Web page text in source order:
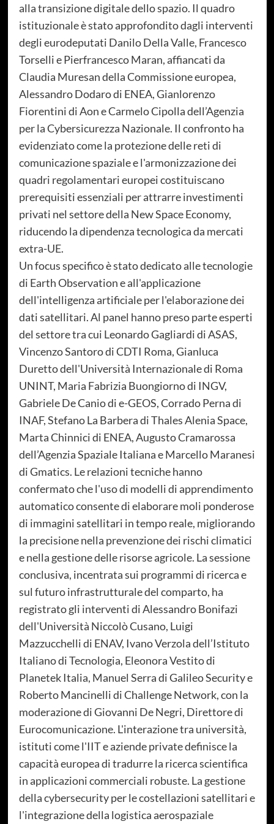
alla transizione digitale dello spazio. Il quadro
istituzionale è stato approfondito dagli interventi
degli eurodeputati Danilo Della Valle, Francesco
Torselli e Pierfrancesco Maran, affiancati da
Claudia Muresan della Commissione europea,
Alessandro Dodaro di ENEA, Gianlorenzo
Fiorentini di Aon e Carmelo Cipolla dell’Agenzia
per la Cybersicurezza Nazionale. Il confronto ha
evidenziato come la protezione delle reti di
comunicazione spaziale e l'armonizzazione dei
quadri regolamentari europei costituiscano
prerequisiti essenziali per attrarre investimenti
privati nel settore della New Space Economy,
riducendo la dipendenza tecnologica da mercati
extra-UE.
Un focus specifico è stato dedicato alle tecnologie
di Earth Observation e all'applicazione
dell'intelligenza artificiale per l'elaborazione dei
dati satellitari. Al panel hanno preso parte esperti
del settore tra cui Leonardo Gagliardi di ASAS,
Vincenzo Santoro di CDTI Roma, Gianluca
Duretto dell'Università Internazionale di Roma
UNINT, Maria Fabrizia Buongiorno di INGV,
Gabriele De Canio di e-GEOS, Corrado Perna di
INAF, Stefano La Barbera di Thales Alenia Space,
Marta Chinnici di ENEA, Augusto Cramarossa
dell’Agenzia Spaziale Italiana e Marcello Maranesi
di Gmatics. Le relazioni tecniche hanno
confermato che l'uso di modelli di apprendimento
automatico consente di elaborare moli ponderose
di immagini satellitari in tempo reale, migliorando
la precisione nella prevenzione dei rischi climatici
e nella gestione delle risorse agricole. La sessione
conclusiva, incentrata sui programmi di ricerca e
sul futuro infrastrutturale del comparto, ha
registrato gli interventi di Alessandro Bonifazi
dell'Università Niccolò Cusano, Luigi
Mazzucchelli di ENAV, Ivano Verzola dell’Istituto
Italiano di Tecnologia, Eleonora Vestito di
Planetek Italia, Manuel Serra di Galileo Security e
Roberto Mancinelli di Challenge Network, con la
moderazione di Giovanni De Negri, Direttore di
Eurocomunicazione. L'interazione tra università,
istituti come l'IIT e aziende private definisce la
capacità europea di tradurre la ricerca scientifica
in applicazioni commerciali robuste. La gestione
della cybersecurity per le costellazioni satellitari e
l'integrazione della logistica aerospaziale